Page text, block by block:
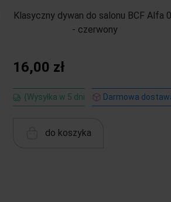
Klasyczny dywan do salonu BCF Alfa
- czerwony
16,00 zł
{Wysyłka w 5 dni Darmowa
do koszyka